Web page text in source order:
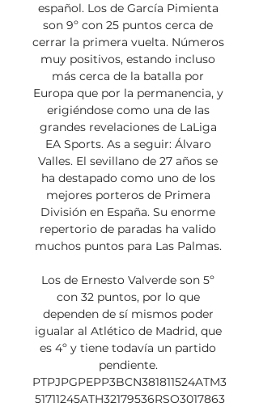
español. Los de García Pimienta
son 9º con 25 puntos cerca de
cerrar la primera vuelta. Números
muy positivos, estando incluso
más cerca de la batalla por
Europa que por la permanencia, y
erigiéndose como una de las
grandes revelaciones de LaLiga
EA Sports. As a seguir: Álvaro
Valles. El sevillano de 27 años se
ha destapado como uno de los
mejores porteros de Primera
División en España. Su enorme
repertorio de paradas ha valido
muchos puntos para Las Palmas.
Los de Ernesto Valverde son 5º
con 32 puntos, por lo que
dependen de sí mismos poder
igualar al Atlético de Madrid, que
es 4º y tiene todavía un partido
pendiente.
PTPJPGPEPP3BCN381811524ATM3
51711245ATH32179536RSO3017863